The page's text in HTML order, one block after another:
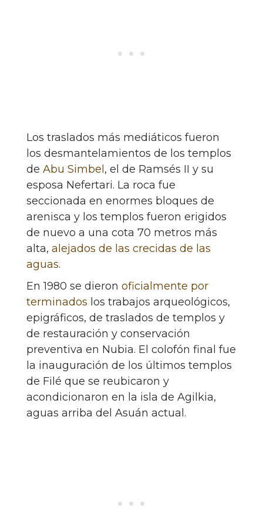
Los traslados más mediáticos fueron
los desmantelamientos de los templos
de Abu Simbel , el de Ramsés II y su
esposa Nefertari. La roca fue
seccionada en enormes bloques de
arenisca y los templos fueron erigidos
de nuevo a una cota 70 metros más
alta, alejados de las crecidas de las
aguas.
En 1980 se dieron oficialmente por
terminados los trabajos arqueológicos,
epigráficos, de traslados de templos y
de restauración y conservación
preventiva en Nubia. El colofón final fue
la inauguración de los últimos templos
de Filé que se reubicaron y
acondicionaron en la isla de Agilkia,
aguas arriba del Asuán actual.